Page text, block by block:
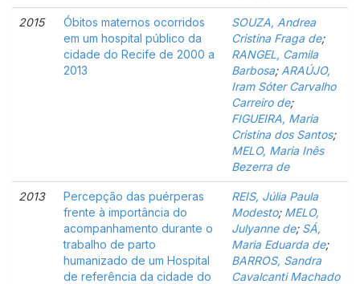
2015
Óbitos maternos ocorridos
em um hospital público da
cidade do Recife de 2000 a
2013
SOUZA, Andrea
Cristina Fraga de;
RANGEL, Camila
Barbosa; ARAÚJO,
Iram Sóter Carvalho
Carreiro de;
FIGUEIRA, Maria
Cristina dos Santos;
MELO, Maria Inês
Bezerra de
2013
Percepção das puérperas
frente à importância do
acompanhamento durante o
trabalho de parto
humanizado de um Hospital
de referência da cidade do
REIS, Júlia Paula
Modesto; MELO,
Julyanne de; SÁ,
Maria Eduarda de;
BARROS, Sandra
Cavalcanti Machado